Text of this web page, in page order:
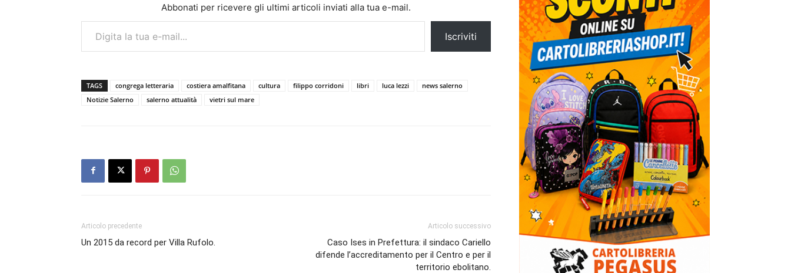
Abbonati per ricevere gli ultimi articoli inviati alla tua e-mail.
Digita la tua e-mail...
Iscriviti
TAGS congrega letteraria costiera amalfitana cultura filippo corridoni libri luca lezzi
news salerno
Notizie Salerno
salerno attualità vietri sul mare
Articolo precedente
Un 2015 da record per Villa Rufolo.
Articolo successivo
Caso Ises in Prefettura: il sindaco Cariello
difende l’accreditamento per il Centro e per il
territorio ebolitano.